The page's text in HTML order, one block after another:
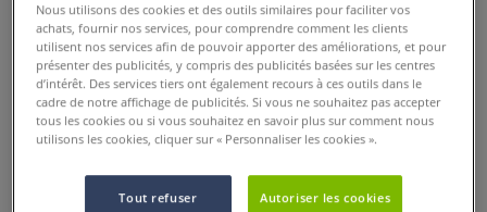
Nous utilisons des cookies et des outils similaires pour faciliter vos
achats, fournir nos services, pour comprendre comment les clients
utilisent nos services afin de pouvoir apporter des améliorations, et pour
présenter des publicités, y compris des publicités basées sur les centres
d’intérêt. Des services tiers ont également recours à ces outils dans le
cadre de notre affichage de publicités. Si vous ne souhaitez pas accepter
tous les cookies ou si vous souhaitez en savoir plus sur comment nous
utilisons les cookies, cliquer sur « Personnaliser les cookies ».
Tout refuser Autoriser les cookies